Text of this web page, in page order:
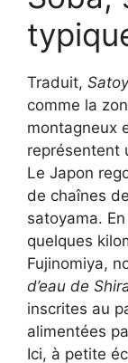
Traduit,
comme la
montagneux
représentent
Le Japon
de chaînes
satoyama.
quelques
Fujinomiya,
d’eau de
inscrites au
alimentées
Ici, à petite